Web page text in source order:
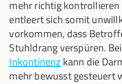
mehr richtig kontrollieren
entleert sich somit
vorkommen, dass
Stuhldrang verspüren.
Inkontinenzkann die
mehr bewusst gesteuert